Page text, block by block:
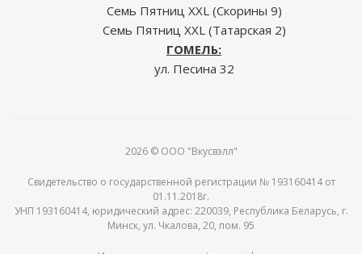
Семь Пятниц XXL (Скорины 9)
Семь Пятниц XXL (Татарская 2)
ГОМЕЛЬ:
ул. Песина 32
2026 © ООО "Вкусвэлл"
Свидетельство о государственной регистрации № 193160414 от
01.11.2018г.
УНП 193160414, юридический адрес: 220039, Республика Беларусь, г.
Минск, ул. Чкалова, 20, пом. 95